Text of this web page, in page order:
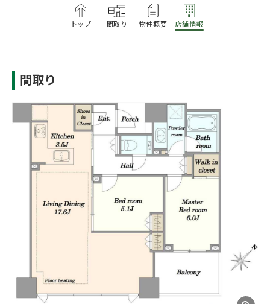
トップ 間取り 物件概要 店舗情報
間取り